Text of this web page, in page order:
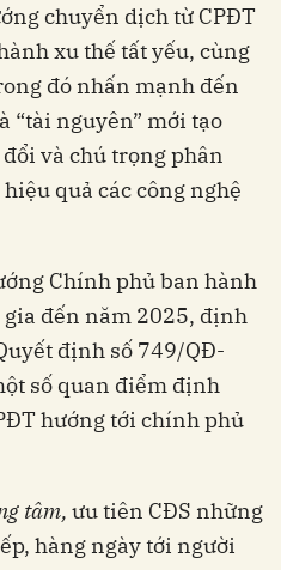
chuyển dịch từ CPĐT
xu thế tất yếu, cùng
đó nhấn mạnh đến
“tài nguyên” mới tạo
và chú trọng phân
quả các công nghệ
Chính phủ ban hành
đến năm 2025, định
định số 749/QĐ-
số quan điểm định
hướng tới chính phủ
tâm, ưu tiên CĐS những
hàng ngày tới người